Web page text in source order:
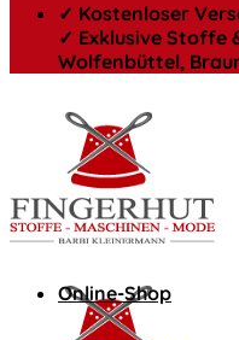
✓ Kostenloser
✓ Exklusive Stoffe
Wolfenbüttel,
Online-Shop